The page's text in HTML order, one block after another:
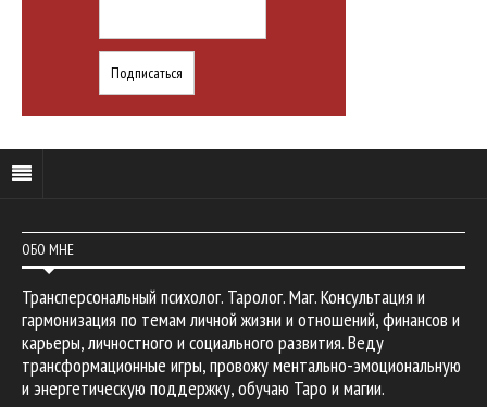
ОБО МНЕ
Трансперсональный психолог. Таролог. Маг. Консультация и
гармонизация по темам личной жизни и отношений, финансов и
карьеры, личностного и социального развития. Веду
трансформационные игры, провожу ментально-эмоциональную
и энергетическую поддержку, обучаю Таро и магии.